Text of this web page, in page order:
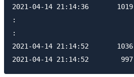
2021-04-14 21:14:36       1019
:
:
2021-04-14 21:14:52       1036